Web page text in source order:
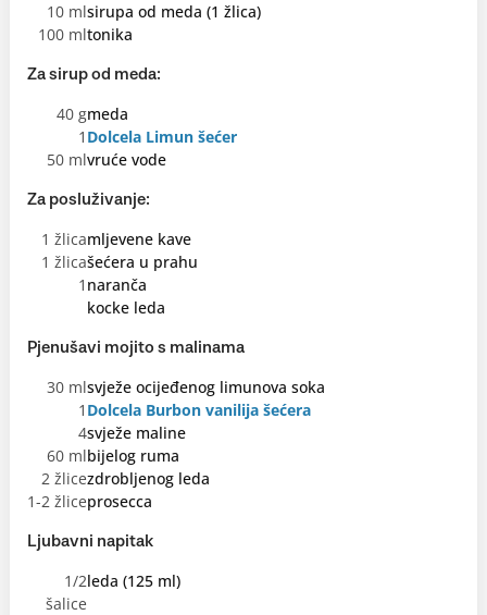
10 mlsirupa od meda (1 žlica)
100 mltonika
Za sirup od meda:
40 gmeda
1 Dolcela Limun šećer
50 mlvruće vode
Za posluživanje:
1 žlicamljevene kave
1 žlicašećera u prahu
1 naranča
kocke leda
Pjenušavi mojito s malinama
30 mlsvježe ocijeđenog limunova soka
1 Dolcela Burbon vanilija šećera
4svježe maline
60 mlbijelog ruma
2 žlicezdrobljenog leda
1-2 žliceprosecca
Ljubavni napitak
1/2
šalice
leda (125 ml)